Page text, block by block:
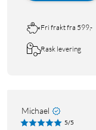
Fri frakt fra 599,-
Rask levering
Michael
5/5